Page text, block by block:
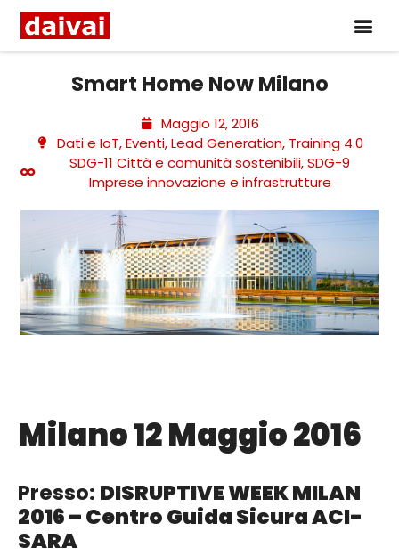
Smart Home Now Milano
Maggio 12, 2016
Dati e IoT,Eventi,Lead Generation, Training 4.0
SDG-11 Città e comunità sostenibili,SDG-9
Imprese innovazione e infrastrutture
Milano 12 Maggio 2016
Presso: DISRUPTIVE WEEK MILAN
2016 – Centro Guida Sicura ACI-
SARA